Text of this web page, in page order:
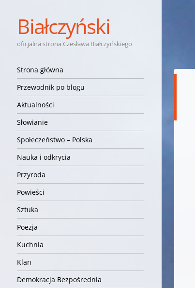
Białczyński
oficjalna strona Czesława Białczyńskiego
Nawigacja
Przejdź do treści
Strona główna
Przewodnik po blogu
Aktualności
Słowianie
Społeczeństwo – Polska
Nauka i odkrycia
Przyroda
Powieści
Sztuka
Poezja
Kuchnia
Klan
Demokracja Bezpośrednia